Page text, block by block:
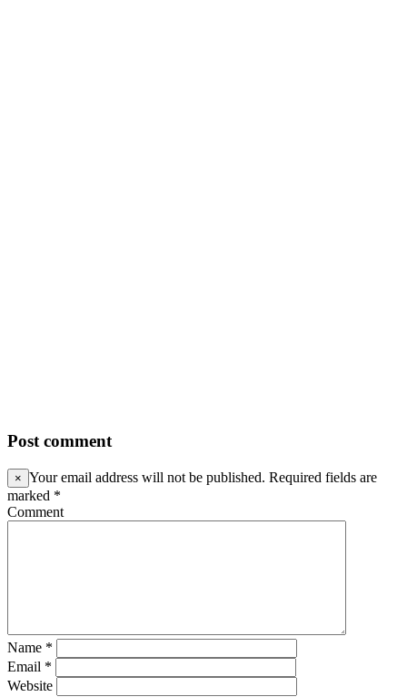
Post comment
× Your email address will not be published. Required fields are
marked *
Comment
Name *
Email *
Website